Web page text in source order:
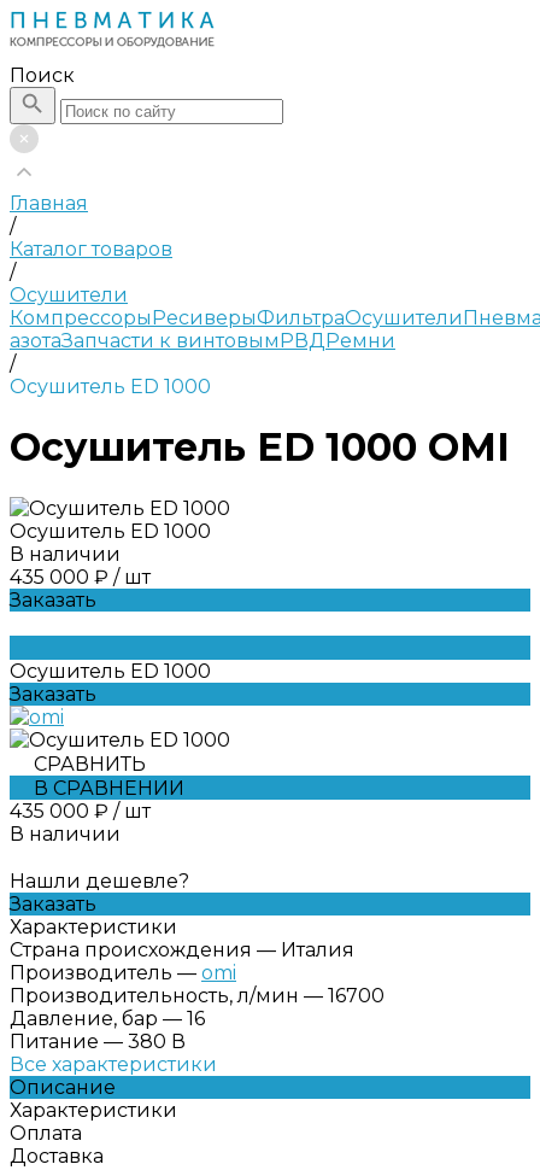
Поиск
Главная
/
Каталог товаров
/
Осушители
КомпрессорыРесиверыФильтраОсушители
азотаЗапчасти к винтовымРВДРемни
/
Осушитель ED 1000
Осушитель ED 1000 OMI
Осушитель ED 1000
В наличии
435 000 ₽ / шт
Заказать
Осушитель ED 1000
Заказать
СРАВНИТЬ
В СРАВНЕНИИ
435 000 ₽ / шт
В наличии
Нашли дешевле?
Заказать
Характеристики
Страна происхождения — Италия
Производитель — omi
Производительность, л/мин — 16700
Давление, бар — 16
Питание — 380 В
Все характеристики
Описание
Характеристики
Оплата
Доставка